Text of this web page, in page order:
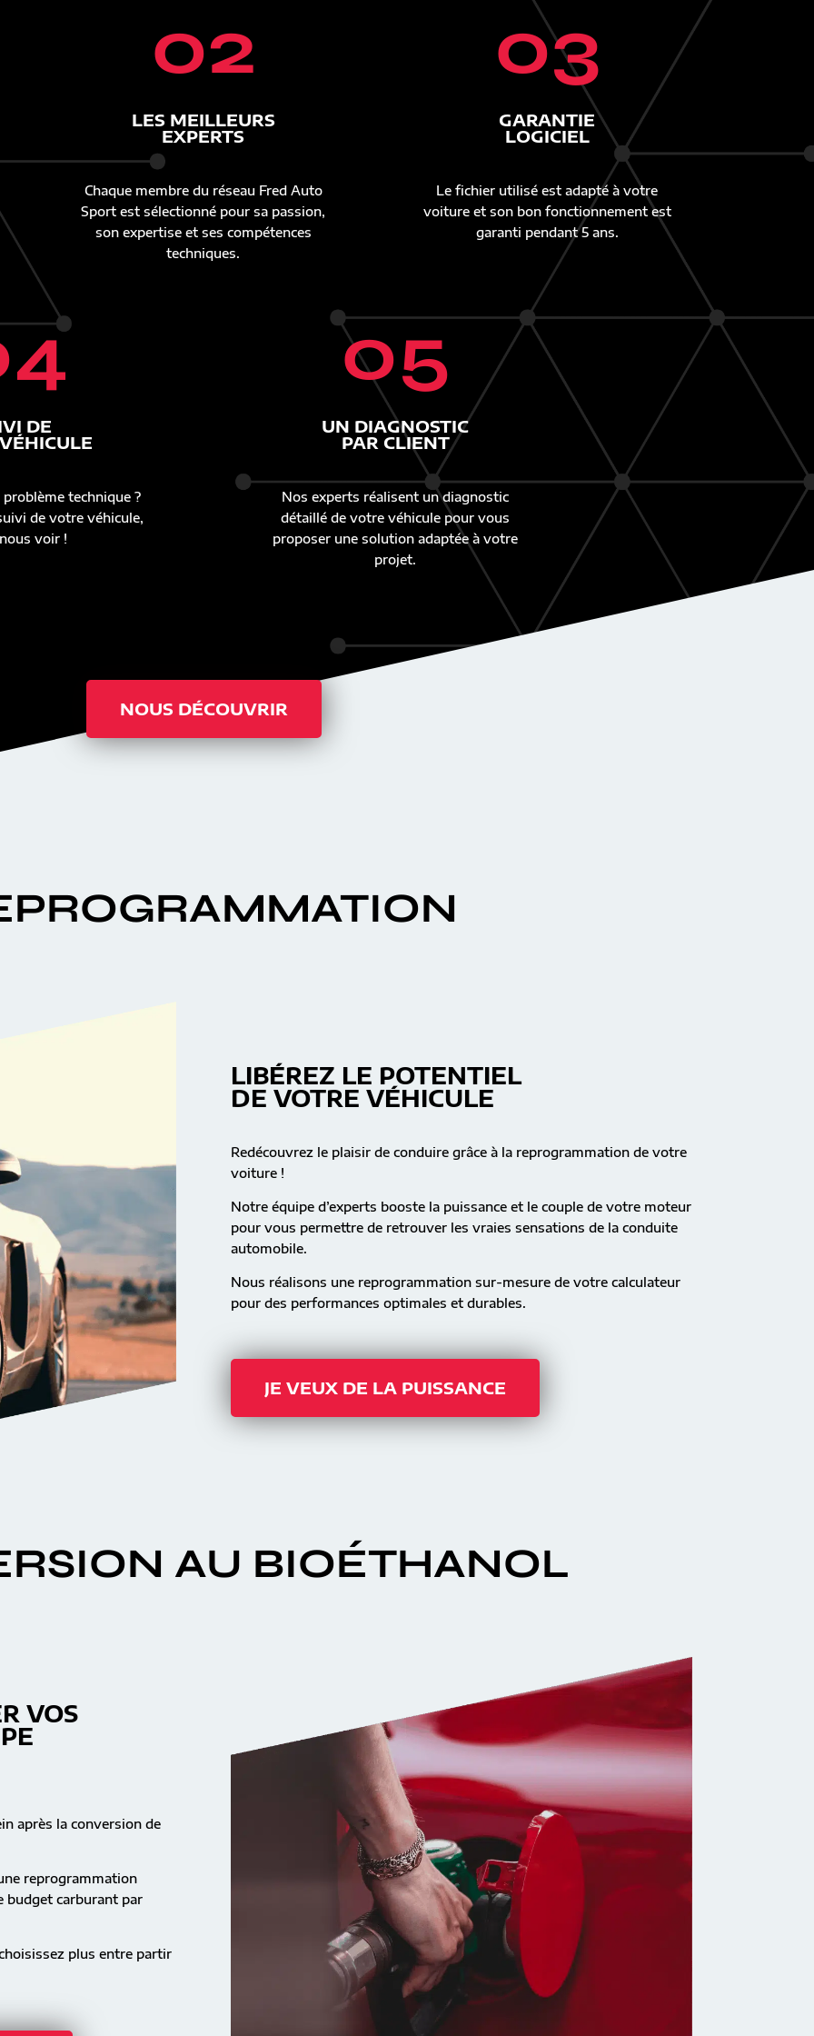
02
LES MEILLEURS
EXPERTS
Chaque membre du réseau Fred Auto
Sport est sélectionné pour sa passion,
son expertise et ses compétences
techniques.
03
GARANTIE
LOGICIEL
Le fichier utilisé est adapté à votre
voiture et son bon fonctionnement est
garanti pendant 5 ans.
DE
technique ?
de votre véhicule,
voir !
05
UN DIAGNOSTIC
PAR CLIENT
Nos experts réalisent un diagnostic
détaillé de votre véhicule pour vous
proposer une solution adaptée à votre
projet.
NOUS DÉCOUVRIR
LIBÉREZ LE POTENTIEL
DE VOTRE VÉHICULE
Redécouvrez le plaisir de conduire grâce à la reprogrammation de votre
voiture !
Notre équipe d’experts booste la puissance et le couple de votre moteur
pour vous permettre de retrouver les vraies sensations de la conduite
automobile.
Nous réalisons une reprogrammation sur-mesure de votre calculateur
pour des performances optimales et durables.
JE VEUX DE LA PUISSANCE
AU BIOÉTHANOL
VOS
après la conversion de
reprogrammation
budget carburant par
plus entre partir